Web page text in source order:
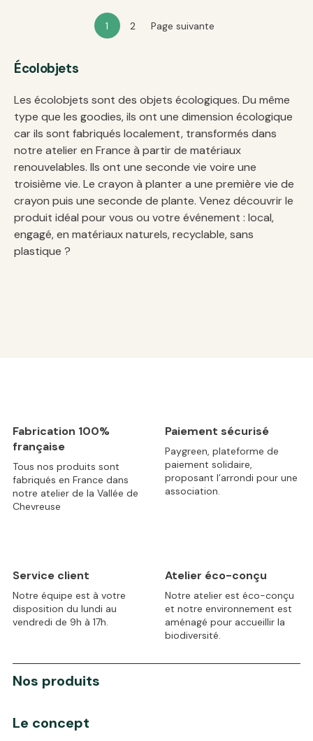
1 2 Page suivante
Écolobjets
Les écolobjets sont des objets écologiques. Du même
type que les goodies, ils ont une dimension écologique
car ils sont fabriqués localement, transformés dans
notre atelier en France à partir de matériaux
renouvelables. Ils ont une seconde vie voire une
troisième vie. Le crayon à planter a une première vie de
crayon puis une seconde de plante. Venez découvrir le
produit idéal pour vous ou votre événement : local,
engagé, en matériaux naturels, recyclable, sans
plastique ?
Fabrication 100%
française
Tous nos produits sont
fabriqués en France dans
notre atelier de la Vallée de
Chevreuse
Paiement sécurisé
Paygreen, plateforme de
paiement solidaire,
proposant l’arrondi pour une
association.
Service client
Notre équipe est à votre
disposition du lundi au
vendredi de 9h à 17h.
Atelier éco-conçu
Notre atelier est éco-conçu
et notre environnement est
aménagé pour accueillir la
biodiversité.
Nos produits
Le concept